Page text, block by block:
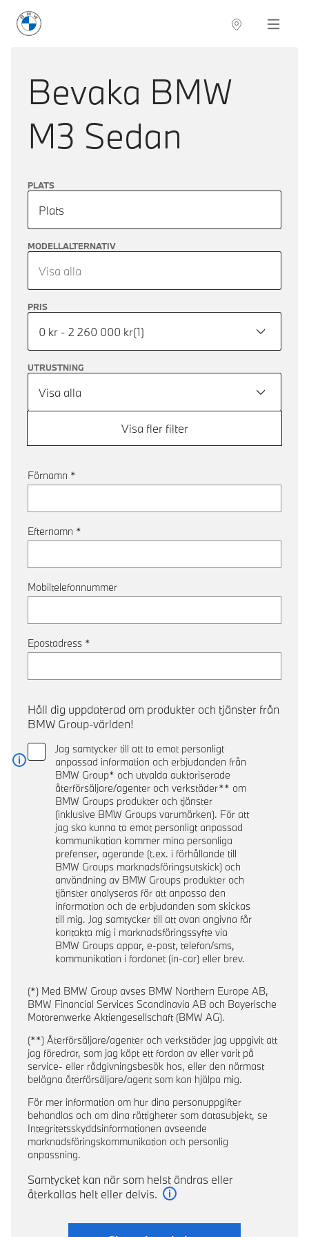
BMW Sverige Navigation
Bevaka BMW
M3 Sedan
PLATS
Plats
MODELLALTERNATIV
Visa alla
PRIS
0 kr - 2 260 000 kr(1)
UTRUSTNING
Visa alla
Visa fler filter
Förnamn *
Efternamn *
Mobiltelefonnummer
Epostadress *
Håll dig uppdaterad om produkter och tjänster från
BMW Group-världen!
Jag samtycker till att ta emot personligt
anpassad information och erbjudanden från
BMW Group* och utvalda auktoriserade
återförsäljare/agenter och verkstäder** om
BMW Groups produkter och tjänster
(inklusive BMW Groups varumärken). För att
jag ska kunna ta emot personligt anpassad
kommunikation kommer mina personliga
prefenser, agerande (t.ex. i förhållande till
BMW Groups marknadsföringsutskick) och
användning av BMW Groups produkter och
tjänster analyseras för att anpassa den
information och de erbjudanden som skickas
till mig. Jag samtycker till att ovan angivna får
kontakta mig i marknadsföringssyfte via
BMW Groups appar, e-post, telefon/sms,
kommunikation i fordonet (in-car) eller brev.
Läs mer
(*) Med BMW Group avses BMW Northern Europe AB,
BMW Financial Services Scandinavia AB och Bayerische
Motorenwerke Aktiengesellschaft (BMW AG).
(**) Återförsäljare/agenter och verkstäder jag uppgivit att
jag föredrar, som jag köpt ett fordon av eller varit på
service- eller rådgivningsbesök hos, eller den närmast
belägna återförsäljare/agent som kan hjälpa mig.
För mer information om hur dina personuppgifter
behandlas och om dina rättigheter som datasubjekt, se
Integritetsskyddsinformationen avseende
marknadsföringskommunikation och personlig
anpassning.
Samtycket kan när som helst ändras eller
återkallas helt eller delvis.